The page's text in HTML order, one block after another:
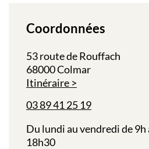
Coordonnées
53 route de Rouffach
68000 Colmar
Itinéraire
03 89 41 25 19
Du lundi au vendredi de 9h
18h30